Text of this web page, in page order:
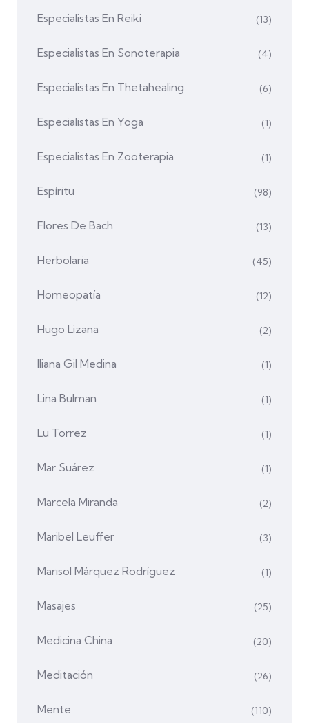
Especialistas En Reiki (13)
Especialistas En Sonoterapia (4)
Especialistas En Thetahealing (6)
Especialistas En Yoga (1)
Especialistas En Zooterapia (1)
Espíritu (98)
Flores De Bach (13)
Herbolaria (45)
Homeopatía (12)
Hugo Lizana (2)
Iliana Gil Medina (1)
Lina Bulman (1)
Lu Torrez (1)
Mar Suárez (1)
Marcela Miranda (2)
Maribel Leuffer (3)
Marisol Márquez Rodríguez (1)
Masajes (25)
Medicina China (20)
Meditación (26)
Mente (110)